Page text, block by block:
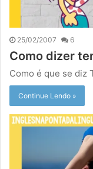
25/02/2007 6
Como dizer
Como é que se diz
Continue Lendo »